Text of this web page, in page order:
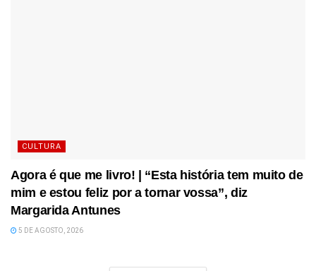
CULTURA
Agora é que me livro! | “Esta história tem muito de
mim e estou feliz por a tornar vossa”, diz
Margarida Antunes
5 DE AGOSTO, 2026